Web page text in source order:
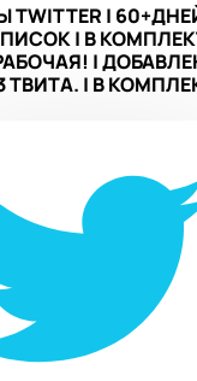
TWITTER |
| В
РАБОЧАЯ! |
ТВИТА. | В